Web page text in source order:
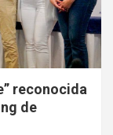
reconocida
de